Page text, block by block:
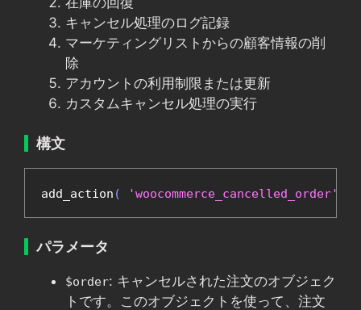
キャンセル処理のログ記録
マーケティングリストからの顧客情報の削
除
アカウントの利用制限または更新
カスタムキャンセル処理の実行
構文
add_action ( 'woocommerce_cancelled_order'
パラメータ
$order: キャンセルされた注文のオブジェク
トです。このオブジェクトを使って、注文